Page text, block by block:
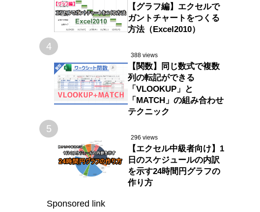
【グラフ編】エクセルで
ガントチャートをつくる
方法（Excel2010）
4
388 views
【関数】同じ数式で複数
列の転記ができる
「VLOOKUP」と
「MATCH」の組み合わせ
テクニック
5
296 views
【エクセル中級者向け】1
日のスケジュールの内訳
を示す24時間円グラフの
作り方
Sponsored link